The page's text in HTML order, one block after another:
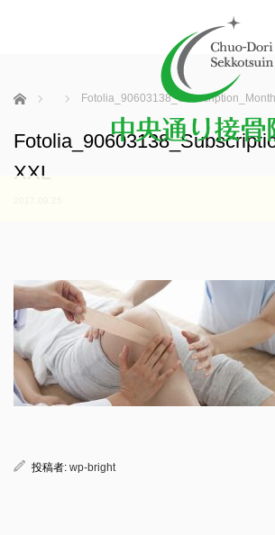
ホーム
XXL
投稿者: wp-bright